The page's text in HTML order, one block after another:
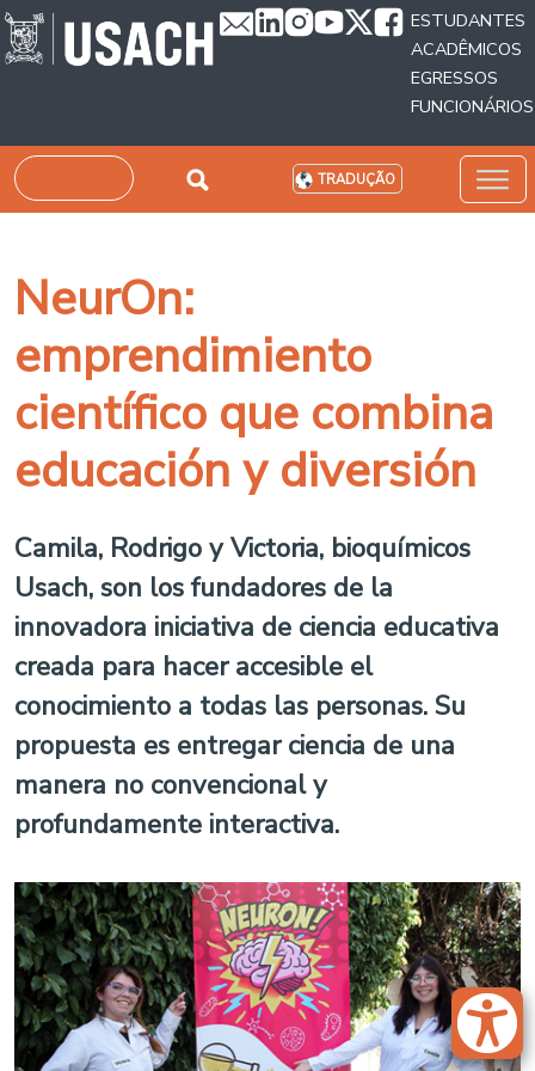
Passar para o conteúdo principal
ESTUDANTES
ACADÊMICOS
EGRESSOS
FUNCIONÁRIOS
Pesquisar TRADUÇÃO
NeurOn:
emprendimiento
científico que combina
educación y diversión
Camila, Rodrigo y Victoria, bioquímicos
Usach, son los fundadores de la
innovadora iniciativa de ciencia educativa
creada para hacer accesible el
conocimiento a todas las personas. Su
propuesta es entregar ciencia de una
manera no convencional y
profundamente interactiva.